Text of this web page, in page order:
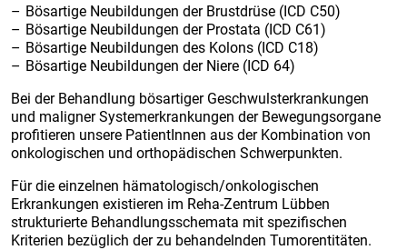
Bösartige Neubildungen der Brustdrüse (ICD C50)
Bösartige Neubildungen der Prostata (ICD C61)
Bösartige Neubildungen des Kolons (ICD C18)
Bösartige Neubildungen der Niere (ICD 64)
Bei der Behandlung bösartiger Geschwulsterkrankungen
und maligner Systemerkrankungen der Bewegungsorgane
profitieren unsere PatientInnen aus der Kombination von
onkologischen und orthopädischen Schwerpunkten.
Für die einzelnen hämatologisch/onkologischen
Erkrankungen existieren im Reha-Zentrum Lübben
strukturierte Behandlungsschemata mit spezifischen
Kriterien bezüglich der zu behandelnden Tumorentitäten.